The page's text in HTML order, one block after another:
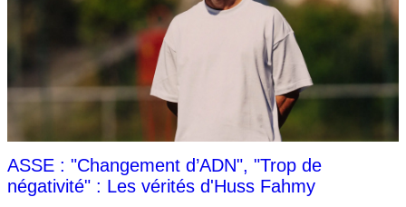
ASSE : "Changement d’ADN", "Trop de
négativité" : Les vérités d'Huss Fahmy